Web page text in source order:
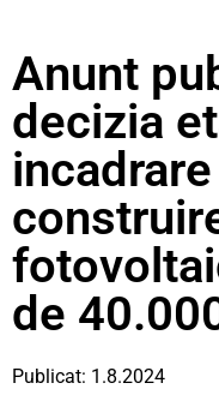
Anunt
decizia
de
Publicat: 1.8.2024